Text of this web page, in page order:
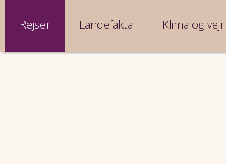
Rejser Landefakta Klima og vejr